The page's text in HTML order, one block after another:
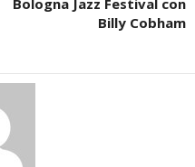
Bologna Jazz Festival con
Billy Cobham